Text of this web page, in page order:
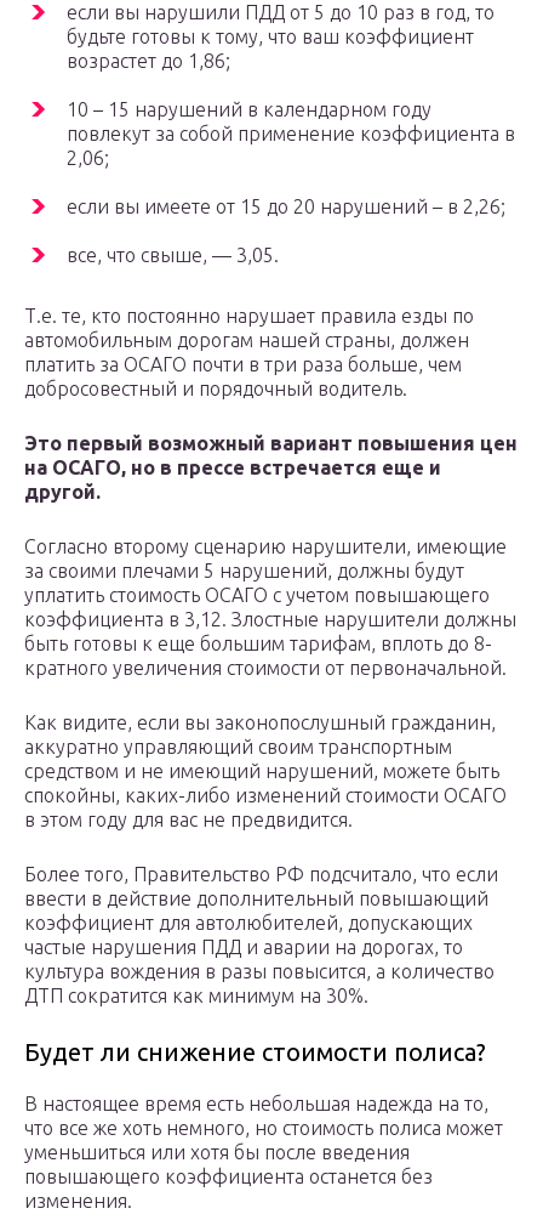
если вы нарушили ПДД от 5 до 10 раз в год, то
будьте готовы к тому, что ваш коэффициент
возрастет до 1,86;
10 – 15 нарушений в календарном году
повлекут за собой применение коэффициента в
2,06;
если вы имеете от 15 до 20 нарушений – в 2,26;
все, что свыше, — 3,05.
Т.е. те, кто постоянно нарушает правила езды по
автомобильным дорогам нашей страны, должен
платить за ОСАГО почти в три раза больше, чем
добросовестный и порядочный водитель.
Это первый возможный вариант повышения цен
на ОСАГО, но в прессе встречается еще и
другой.
Согласно второму сценарию нарушители, имеющие
за своими плечами 5 нарушений, должны будут
уплатить стоимость ОСАГО с учетом повышающего
коэффициента в 3,12. Злостные нарушители должны
быть готовы к еще большим тарифам, вплоть до 8-
кратного увеличения стоимости от первоначальной.
Как видите, если вы законопослушный гражданин,
аккуратно управляющий своим транспортным
средством и не имеющий нарушений, можете быть
спокойны, каких-либо изменений стоимости ОСАГО
в этом году для вас не предвидится.
Более того, Правительство РФ подсчитало, что если
ввести в действие дополнительный повышающий
коэффициент для автолюбителей, допускающих
частые нарушения ПДД и аварии на дорогах, то
культура вождения в разы повысится, а количество
ДТП сократится как минимум на 30%.
Будет ли снижение стоимости полиса?
В настоящее время есть небольшая надежда на то,
что все же хоть немного, но стоимость полиса может
уменьшиться или хотя бы после введения
повышающего коэффициента останется без
изменения.